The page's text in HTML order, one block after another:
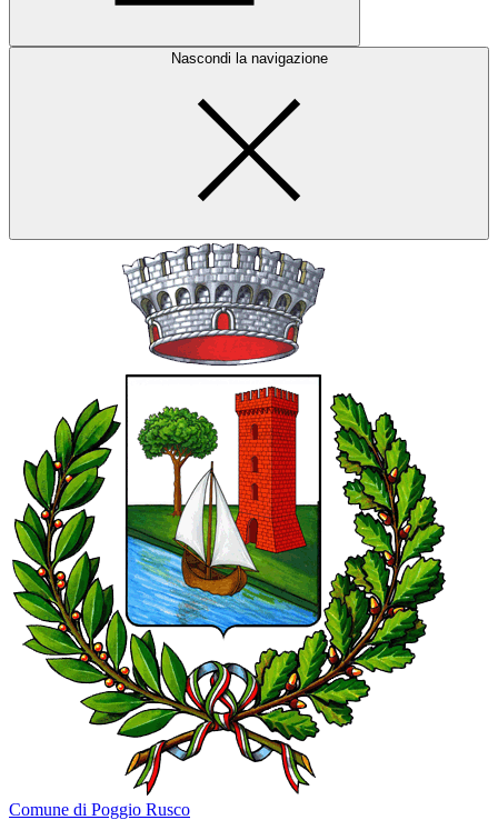
Nascondi la navigazione
Comune di Poggio Rusco